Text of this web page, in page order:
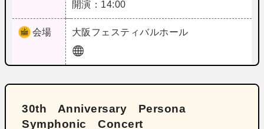
開演：14:00
会場 大阪 フェスティバルホール
30th Anniversary Persona
Symphonic Concert